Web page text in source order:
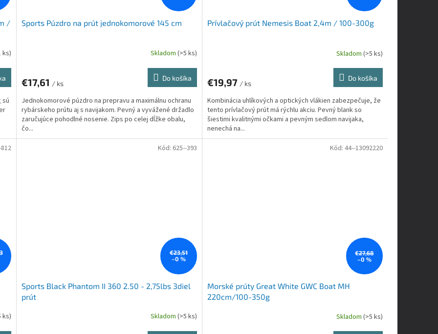
/
ks)
sú
Sports Púzdro na prút jednokomorové 145 cm
Skladom (>5 ks)
€17,61 / ks
Do košíka
Jednokomorové púzdro na prepravu a maximálnu ochranu
rybárskeho prútu aj s navijakom. Pevný a vyvážené držadlo
zaručujúce pohodlné nosenie. Zips po celej dĺžke obalu,
čo...
Prívlačový prút Nemesis Boat 2,4m / 100-300g
Skladom (>5 ks)
€19,97 / ks
Do košíka
Kombinácia uhlíkových a optických vlákien zabezpečuje, že
tento prívlačový prút má rýchlu akciu. Pevný blank so
šiestimi kvalitnými očkami a pevným sedlom navijaka,
nenechá na...
ks)
€23,51
–0 %
Sports Black Phantom II 360 2.50 - 2,75lbs 3diel
prút
Skladom (>5 ks)
Kód: 625--393
€27,68
–0 %
Morské prúty Great White GWC Boat MH
220cm/100-350g
Skladom (>5 ks)
Kód: 44--13092220